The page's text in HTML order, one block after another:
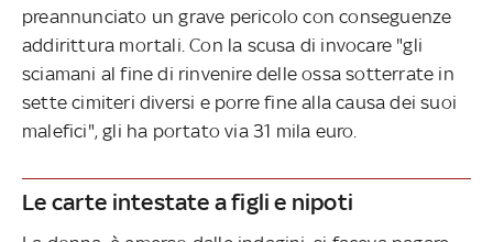
preannunciato un grave pericolo con conseguenze
addirittura mortali. Con la scusa di invocare "gli
sciamani al fine di rinvenire delle ossa sotterrate in
sette cimiteri diversi e porre fine alla causa dei suoi
malefici", gli ha portato via 31 mila euro.
Le carte intestate a figli e nipoti